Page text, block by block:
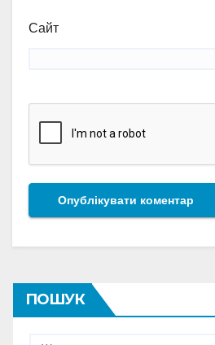
Сайт
ПОШУК